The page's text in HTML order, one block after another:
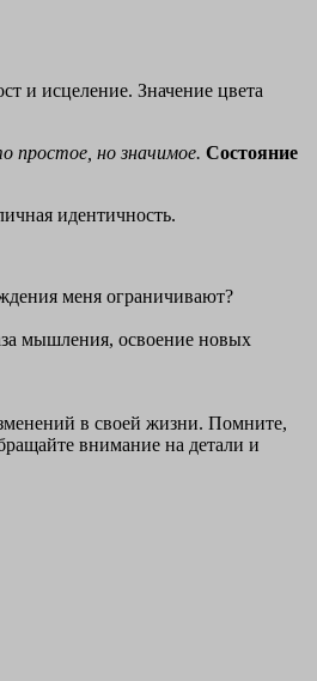
и исцеление. Значение цвета
простое, но значимое. Состояние
идентичность.
меня ограничивают?
мышления, освоение новых
в своей жизни. Помните,
внимание на детали и